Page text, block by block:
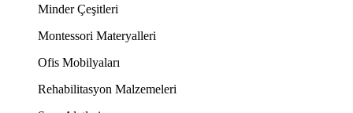
Minder Çeşitleri
Montessori Materyalleri
Ofis Mobilyaları
Rehabilitasyon Malzemeleri